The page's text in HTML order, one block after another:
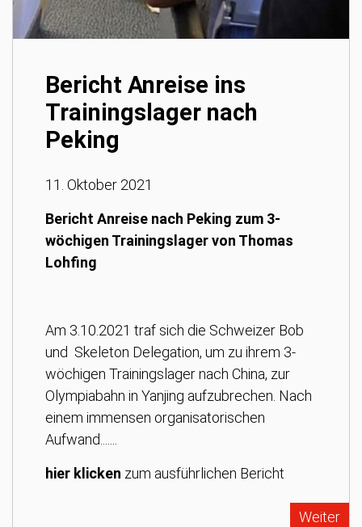
Bericht Anreise ins
Trainingslager nach
Peking
11. Oktober 2021
Bericht Anreise nach Peking zum 3-
wöchigen Trainingslager von Thomas
Lohfing
Am 3.10.2021 traf sich die Schweizer Bob
und Skeleton Delegation, um zu ihrem 3-
wöchigen Trainingslager nach China, zur
Olympiabahn in Yanjing aufzubrechen. Nach
einem immensen organisatorischen
Aufwand.......
hier klicken zum ausführlichen Bericht
Weiter